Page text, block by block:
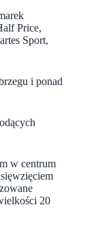
Price,
Sport,
i ponad
w centrum
20